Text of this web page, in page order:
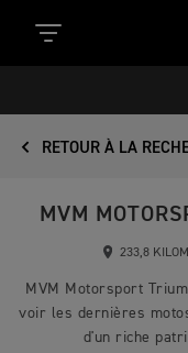
RETOUR À LA
MVM
233,8
MVM Motorsport
voir les dernières
d'un riche